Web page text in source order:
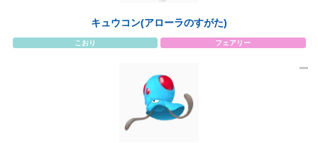
キュウコン(アローラのすがた)
こおり フェアリー